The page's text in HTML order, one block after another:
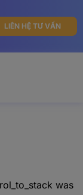
LIÊN HỆ TƯ VẤN
was